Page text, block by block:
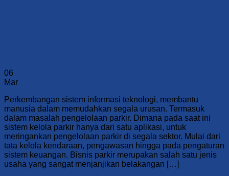
06
Mar
Perkembangan sistem informasi teknologi, membantu
manusia dalam memudahkan segala urusan. Termasuk
dalam masalah pengelolaan parkir. Dimana pada saat ini
sistem kelola parkir hanya dari satu aplikasi, untuk
meringankan pengelolaan parkir di segala sektor. Mulai dari
tata kelola kendaraan, pengawasan hingga pada pengaturan
sistem keuangan. Bisnis parkir merupakan salah satu jenis
usaha yang sangat menjanjikan belakangan […]